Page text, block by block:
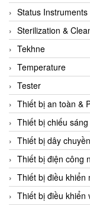
Canneed Vietnam
Cantoni
CAPS
CAREL Parts
CCS
CD Automation
CEAG Sicherheitst
CEIA Vietnam
Celduc Vietnam
Cemb
Centec GmbH
Status Instruments
Sterilization &
Tekhne
Temperature
Tester
Thiết bị an toàn &
Thiết bị chiếu sáng
Thiết bị dây
Thiết bị điện công
Thiết bị điều khiển
Thiết bị điều khiển